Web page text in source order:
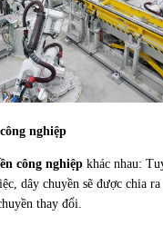
nghiệp
công nghiệp khác nhau:
dây chuyền sẽ được chia
thay đổi.